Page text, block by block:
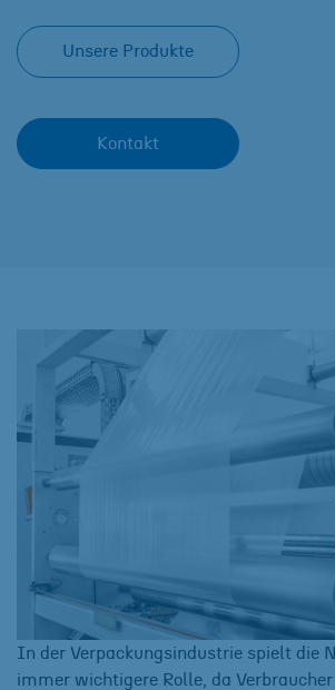
Unsere Produkte
Kontakt
In der Verpackungsindustrie spielt die
immer wichtigere Rolle, da